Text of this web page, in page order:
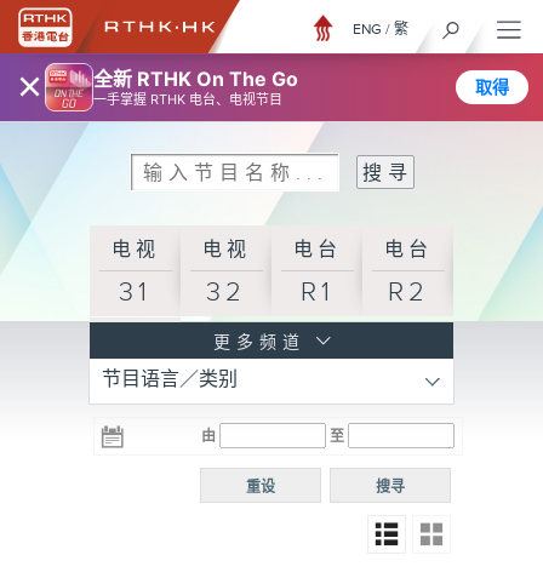
× 全新 RTHK On The Go
一手掌握 RTHK 电台、电视节目
取得
ENG / 繁
电视
31
电视
32
电台
R1
电台
R2
R3
电台 电台
R5
电台
普通
更多频道
节目语言／类别
由 至
搜寻
重设